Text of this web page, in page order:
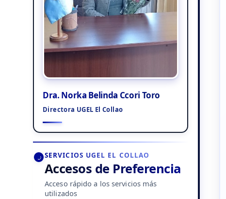
Dra. Norka Belinda Ccori Toro
Directora UGEL El Collao
SERVICIOS UGEL EL COLLAO
Accesos de Preferencia
Acceso rápido a los servicios más
utilizados